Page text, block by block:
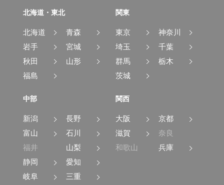
北海道・東北
北海道
青森
岩手
宮城
秋田
山形
福島
関東
東京
神奈川
埼玉
千葉
群馬
栃木
茨城
中部
新潟
長野
富山
石川
福井
山梨
静岡
愛知
岐阜
三重
関西
大阪
京都
滋賀
奈良
和歌山
兵庫